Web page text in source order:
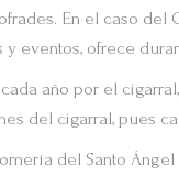
En el caso
eventos, ofrece
año por el
del cigarral, pues
del Santo